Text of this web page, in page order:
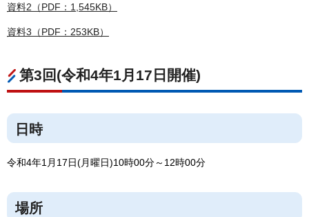
資料2（PDF：1,545KB）
資料3（PDF：253KB）
第3回(令和4年1月17日開催)
日時
令和4年1月17日(月曜日)10時00分～12時00分
場所